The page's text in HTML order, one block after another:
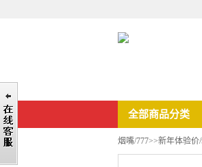
全部商品分类
烟嘴/777>>新年体验价